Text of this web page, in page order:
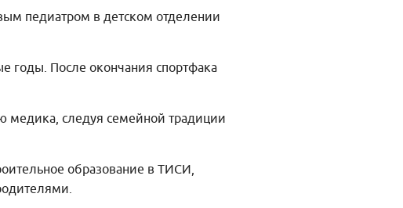
педиатром в детском отделении
годы. После окончания спортфака
медика, следуя семейной традиции
образование в ТИСИ,